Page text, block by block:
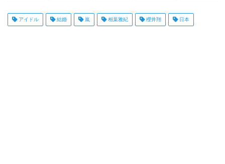
アイドル 結婚 嵐 相葉雅紀 櫻井翔 日本